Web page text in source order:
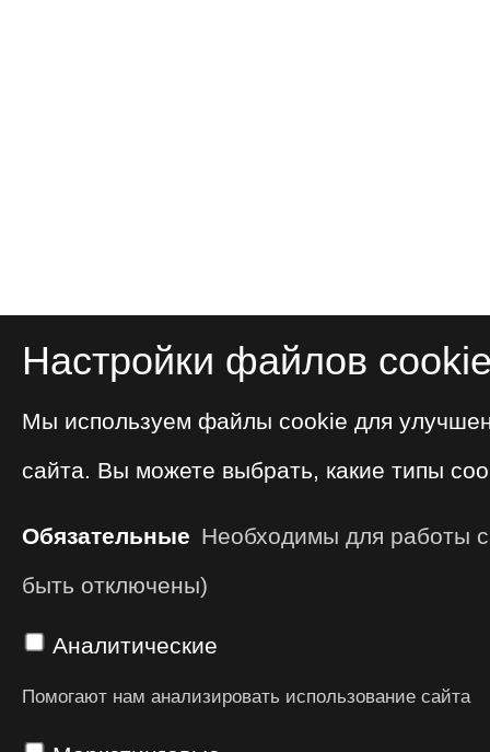
Настройки файлов
Мы используем файлы cookie для
сайта. Вы можете выбрать, какие типы
Обязательные Необходимы для работы
быть отключены)
Аналитические
Помогают нам анализировать использование сайта